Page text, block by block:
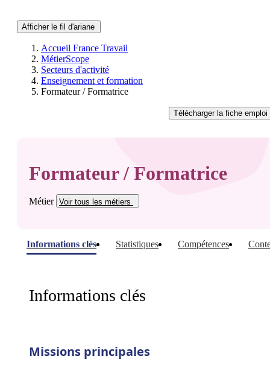
Afficher le fil d'ariane
Accueil France Travail
MétierScope
Secteurs d'activité
Enseignement et formation
Formateur / Formatrice
Télécharger la fiche emploi
Formateur / Formatrice
Métier Voir tous les métiers
Informations clés Statistiques Compétences
Informations clés
Missions principales